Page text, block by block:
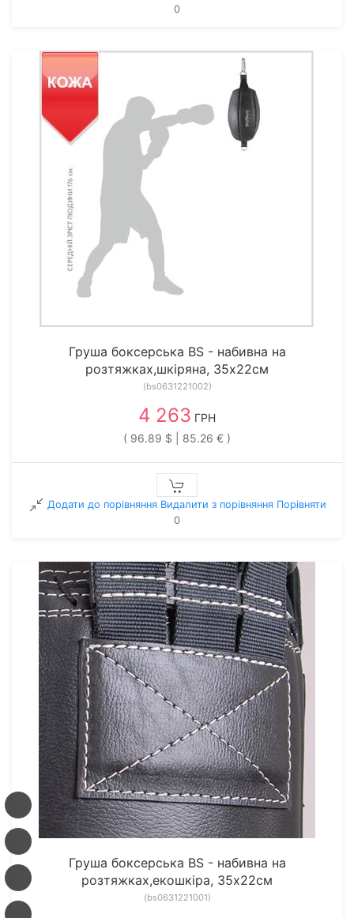
0
Груша боксерська BS - набивна на
розтяжках,шкіряна, 35х22см
(bs0631221002)
4 263 ГРН
( 96.89 $ | 85.26 € )
Додати до порівняння Видалити з порiвняння Порівняти
0
Груша боксерська BS - набивна на
розтяжках,екошкіра, 35х22см
(bs0631221001)